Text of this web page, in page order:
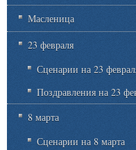
Масленица
23 февраля
Сценарии на 23
Поздравления на 23
8 марта
Сценарии на 8 марта